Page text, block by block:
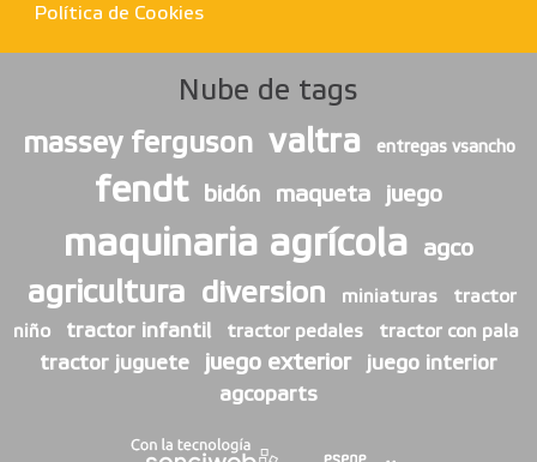
Política de Cookies
Nube de tags
massey ferguson
valtra entregas vsancho
fendt bidón maqueta juego
maquinaria agrícola agco
agricultura diversion miniaturas tractor
niño tractor infantil tractor pedales tractor con pala
tractor juguete juego exterior
juego interior
agcoparts